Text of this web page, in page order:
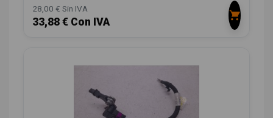
28,00 € Sin IVA
33,88 € Con IVA